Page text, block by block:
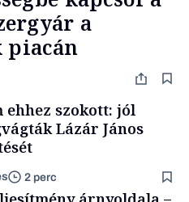
a
piacán
ehhez szokott: jól
Lázár János
2 perc